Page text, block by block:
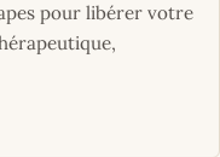
pour libérer votre